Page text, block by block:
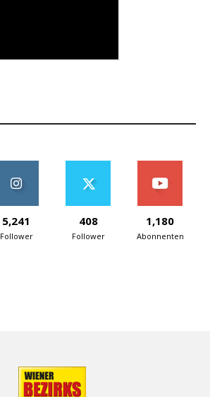
5,241
Follower
408
Follower
1,180
Abonnenten